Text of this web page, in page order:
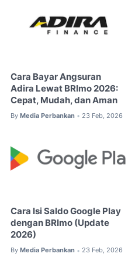
Cara Bayar Angsuran
Adira Lewat BRImo 2026:
Cepat, Mudah, dan Aman
By Media Perbankan • 23 Feb, 2026
Cara Isi Saldo Google Play
dengan BRImo (Update
2026)
By Media Perbankan • 23 Feb, 2026